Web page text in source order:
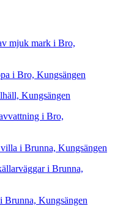
mjuk mark i Bro,
i Bro, Kungsängen
Kungsängen
i Bro,
i Brunna, Kungsängen
i Brunna,
Brunna, Kungsängen